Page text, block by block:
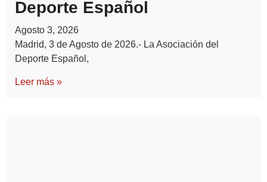
Deporte Español
Agosto 3, 2026
Madrid, 3 de Agosto de 2026.- La Asociación del
Deporte Español,
Leer más »